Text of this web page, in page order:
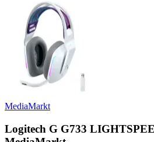
MediaMarkt
Logitech G G733